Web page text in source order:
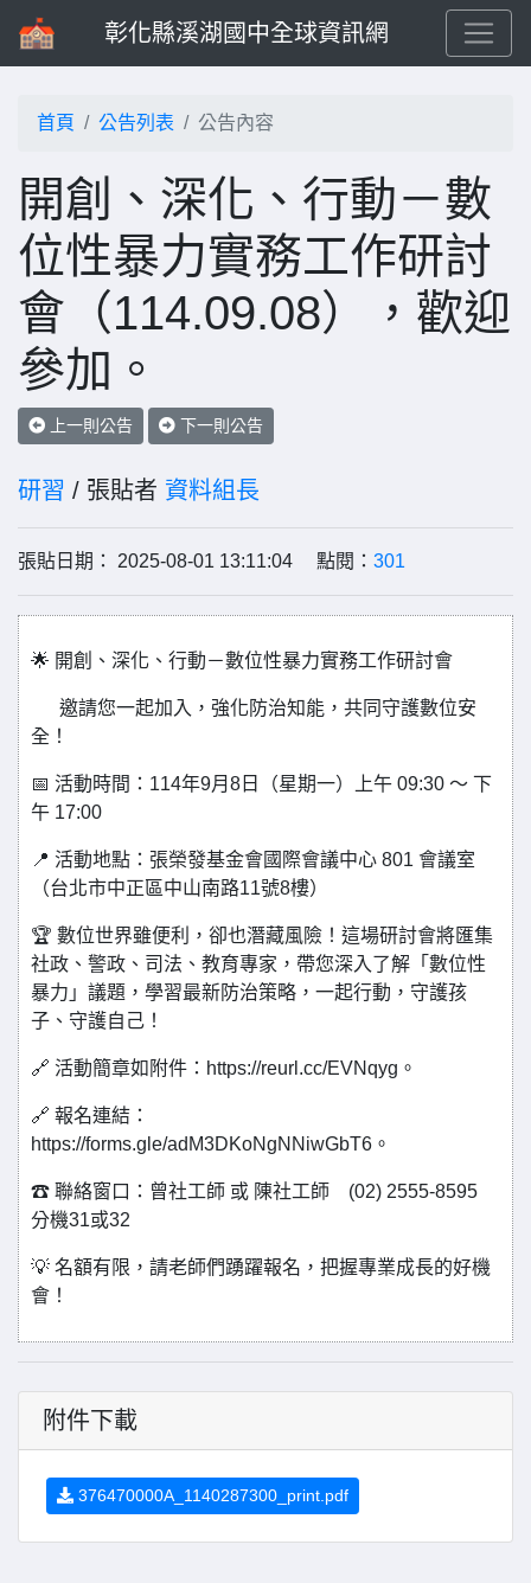
彰化縣溪湖國中全球資訊網
首頁 公告列表 公告內容
開創、深化、行動－數
位性暴力實務工作研討
會（114.09.08），歡迎
參加。
上一則公告 下一則公告
研習 / 張貼者 資料組長
張貼日期： 2025-08-01 13:11:04 點閱： 301
🌟 開創、深化、行動－數位性暴力實務工作研討會
邀請您一起加入，強化防治知能，共同守護數位安
全！
📅 活動時間：114年9月8日（星期一）上午 09:30 ～ 下
午 17:00
📍 活動地點：張榮發基金會國際會議中心 801 會議室
（台北市中正區中山南路11號8樓）
🏆 數位世界雖便利，卻也潛藏風險！這場研討會將匯集
社政、警政、司法、教育專家，帶您深入了解「數位性
暴力」議題，學習最新防治策略，一起行動，守護孩
子、守護自己！
🔗 活動簡章如附件：https://reurl.cc/EVNqyg。
🔗 報名連結：
https://forms.gle/adM3DKoNgNNiwGbT6。
☎ 聯絡窗口：曾社工師 或 陳社工師 (02) 2555-8595
分機31或32
💡 名額有限，請老師們踴躍報名，把握專業成長的好機
會！
附件下載
376470000A_1140287300_print.pdf